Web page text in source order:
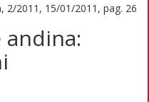
2/2011, 15/01/2011, pag. 26
andina: